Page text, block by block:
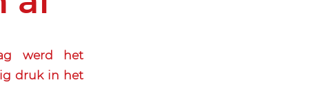
werd het
druk in het